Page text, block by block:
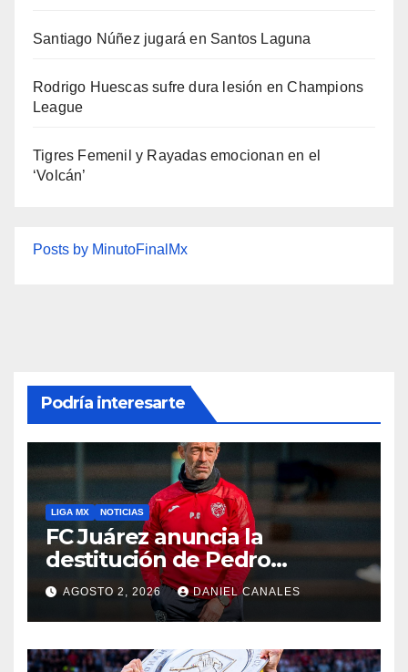
Santiago Núñez jugará en Santos Laguna
Rodrigo Huescas sufre dura lesión en Champions
League
Tigres Femenil y Rayadas emocionan en el
‘Volcán’
Posts by MinutoFinalMx
Podría interesarte
LIGA MX NOTICIAS
FC Juárez anuncia la
destitución de Pedro
Caixinha
AGOSTO 2, 2026 DANIEL CANALES